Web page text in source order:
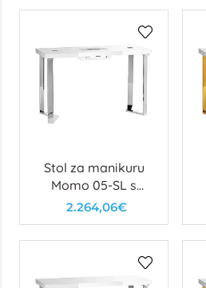
Stol za manikuru
Momo 05-SL s
usisavačem
2.264,06€